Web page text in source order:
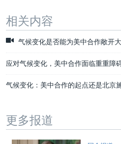
相关内容
气候变化是否能为美中合作敞开
应对气候变化，美中合作面临重重障
气候变化：美中合作的起点还是北京
更多报道